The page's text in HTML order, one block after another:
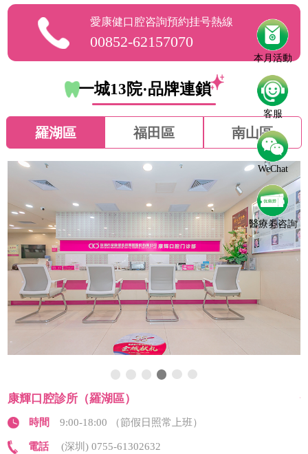
本月活動
客服
WeChat
醫療劵咨詢
愛康健口腔咨詢預約挂号熱線
00852-62157070
一城13院·品牌連鎖
羅湖區 福田區 南山區
日照常上班） 時間